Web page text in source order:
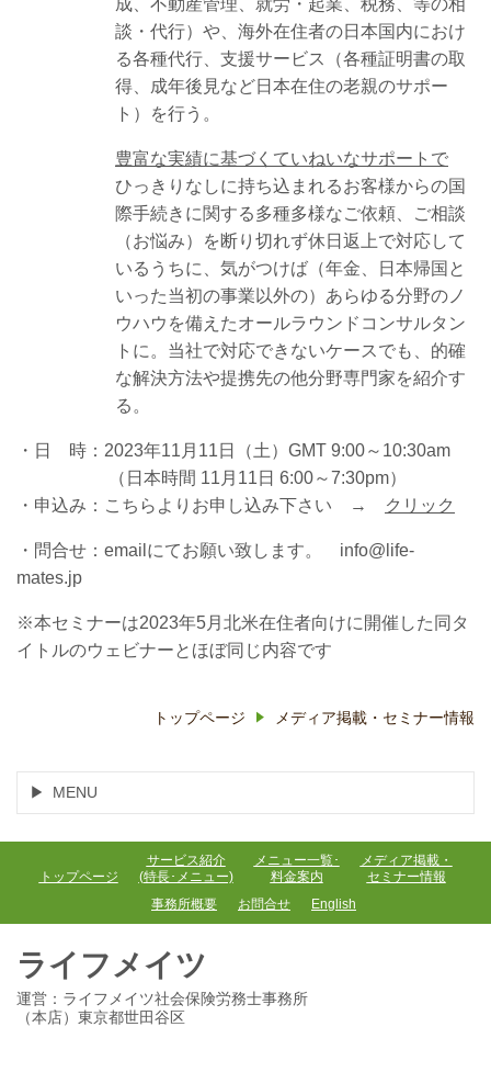
成、不動産管理、就労・起業、税務、等の相
談・代行）や、海外在住者の日本国内におけ
る各種代行、支援サービス（各種証明書の取
得、成年後見など日本在住の老親のサポー
ト）を行う。
豊富な実績に基づくていねいなサポートで
ひっきりなしに持ち込まれるお客様からの国
際手続きに関する多種多様なご依頼、ご相談
（お悩み）を断り切れず休日返上で対応して
いるうちに、気がつけば（年金、日本帰国と
いった当初の事業以外の）あらゆる分野のノ
ウハウを備えたオールラウンドコンサルタン
トに。当社で対応できないケースでも、的確
な解決方法や提携先の他分野専門家を紹介す
る。
・日 時：2023年11月11日（土）GMT 9:00～10:30am
（日本時間 11月11日 6:00～7:30pm）
・申込み：こちらよりお申し込み下さい →
クリック
・問合せ：emailにてお願い致します。 info@life-
mates.jp
※本セミナーは2023年5月北米在住者向けに開催した同タ
イトルのウェビナーとほぼ同じ内容です
トップページ メディア掲載・セミナー情報
MENU
トップページ
サービス紹介
(特長･メニュー)
メニュー一覧･
料金案内
メディア掲載・
セミナー情報
事務所概要
お問合せ English
ライフメイツ
運営：ライフメイツ社会保険労務士事務所
（本店）東京都世田谷区